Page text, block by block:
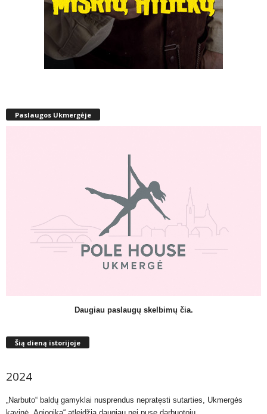
Paslaugos Ukmergėje
Daugiau paslaugų skelbimų čia.
Šią dieną istorijoje
2024
„Narbuto“ baldų gamyklai nusprendus nepratęsti sutarties, Ukmergės